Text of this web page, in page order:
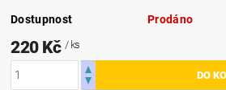
Dostupnost Prodáno
220 Kč / ks